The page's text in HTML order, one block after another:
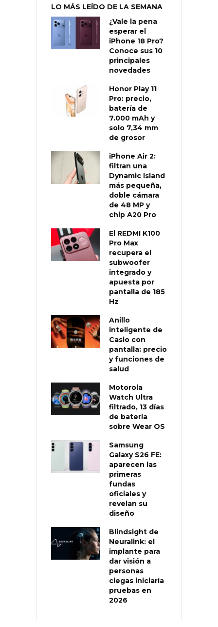
LO MÁS LEÍDO DE LA SEMANA
¿Vale la pena
esperar el
iPhone 18 Pro?
Conoce sus 10
principales
novedades
Honor Play 11
Pro: precio,
batería de
7.000 mAh y
solo 7,34 mm
de grosor
iPhone Air 2:
filtran una
Dynamic Island
más pequeña,
doble cámara
de 48 MP y
chip A20 Pro
El REDMI K100
Pro Max
recupera el
subwoofer
integrado y
apuesta por
pantalla de 185
Hz
Anillo
inteligente de
Casio con
pantalla: precio
y funciones de
salud
Motorola
Watch Ultra
filtrado, 13 días
de batería
sobre Wear OS
Samsung
Galaxy S26 FE:
aparecen las
primeras
fundas
oficiales y
revelan su
diseño
Blindsight de
Neuralink: el
implante para
dar visión a
personas
ciegas iniciaría
pruebas en
2026